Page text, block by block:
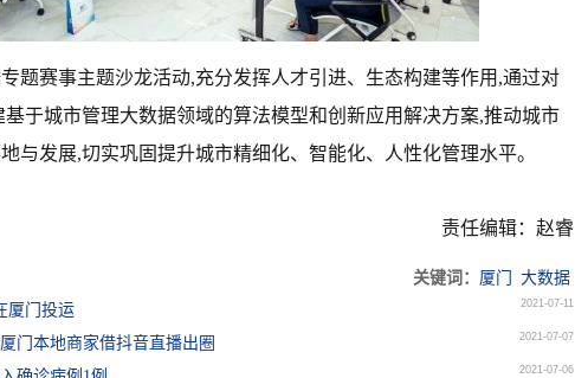
题赛事主题沙龙活动,充分发挥人才引进、生态构建等作用,通过对
于城市管理大数据领域的算法模型和创新应用解决方案,推动城市
与发展,切实巩固提升城市精细化、智能化、人性化管理水平。
责任编辑：赵睿
关键词： 厦门
大数据
厦门投运
2021-07-11
门本地商家借抖音直播出圈 2021-07-07
2021-07-06